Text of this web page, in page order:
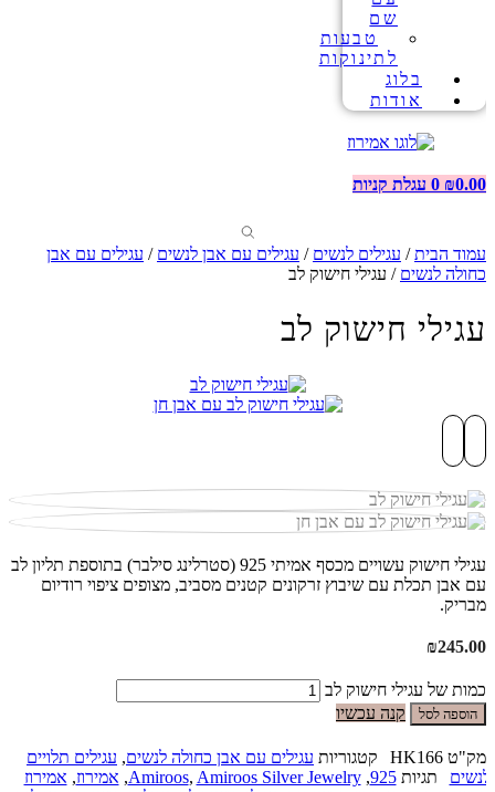
שם
טבעות
לתינוקות
בלוג
אודות
₪0.00
0 עגלת קניות
עמוד הבית/ עגילים לנשים / עגילים עם אבן לנשים / עגילים עם אבן
כחולה לנשים / עגילי חישוק לב
עגילי חישוק לב
עגילי חישוק עשויים מכסף אמיתי 925 (סטרלינג סילבר) בתוספת תליון לב
עם אבן תכלת עם שיבוץ זרקונים קטנים מסביב, מצופים ציפוי רודיום
מבריק.
₪245.00
כמות של עגילי חישוק לב
הוספה לסל קנה עכשיו
מק"ט HK166 קטגוריות עגילים עם אבן כחולה לנשים, עגילים תלויים
לנשים
תגיות 925
,
Amiroos, Amiroos Silver Jewelry
, אמירוז, אמירוז